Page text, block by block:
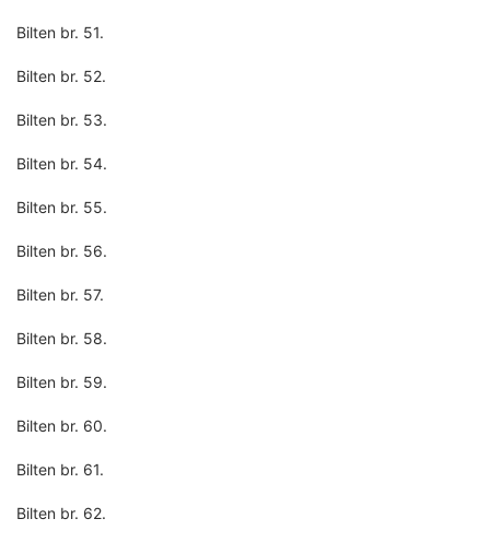
Bilten br. 51.
Bilten br. 52.
Bilten br. 53.
Bilten br. 54.
Bilten br. 55.
Bilten br. 56.
Bilten br. 57.
Bilten br. 58.
Bilten br. 59.
Bilten br. 60.
Bilten br. 61.
Bilten br. 62.